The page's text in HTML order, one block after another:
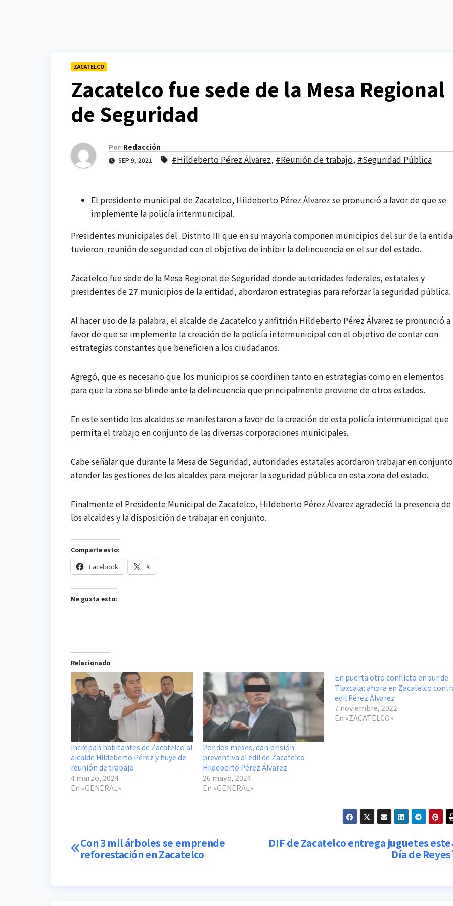
ZACATELCO
Zacatelco fue sede de la Mesa Regional
de Seguridad
Por Redacción
SEP 9, 2021 #Hildeberto Pérez Álvarez, #Reunión de trabajo, #Seguridad Pública
El presidente municipal de Zacatelco, Hildeberto Pérez Álvarez se pronunció a favor de que se
implemente la policía intermunicipal.
Presidentes municipales del Distrito III que en su mayoría componen municipios del sur de la
tuvieron reunión de seguridad con el objetivo de inhibir la delincuencia en el sur del estado.
Zacatelco fue sede de la Mesa Regional de Seguridad donde autoridades federales, estatales y
presidentes de 27 municipios de la entidad, abordaron estrategias para reforzar la seguridad pública.
Al hacer uso de la palabra, el alcalde de Zacatelco y anfitrión Hildeberto Pérez Álvarez se pronunció a
favor de que se implemente la creación de la policía intermunicipal con el objetivo de contar con
estrategias constantes que beneficien a los ciudadanos.
Agregó, que es necesario que los municipios se coordinen tanto en estrategias como en elementos
para que la zona se blinde ante la delincuencia que principalmente proviene de otros estados.
En este sentido los alcaldes se manifestaron a favor de la creación de esta policía intermunicipal que
permita el trabajo en conjunto de las diversas corporaciones municipales.
Cabe señalar que durante la Mesa de Seguridad, autoridades estatales acordaron trabajar en
atender las gestiones de los alcaldes para mejorar la seguridad pública en esta zona del estado.
Finalmente el Presidente Municipal de Zacatelco, Hildeberto Pérez Álvarez agradeció la presencia de
los alcaldes y la disposición de trabajar en conjunto.
Comparte esto:
Facebook X
Me gusta esto:
Relacionado
Increpan habitantes de Zacatelco al
alcalde Hildeberto Pérez y huye de
reunión de trabajo
4 marzo, 2024
En «GENERAL»
Por dos meses, dan prisión
preventiva al edil de Zacatelco
Hildeberto Pérez Álvarez
26 mayo, 2024
En «GENERAL»
En puerta otro conflicto en sur de
Tlaxcala; ahora en Zacatelco
edil Pérez Álvarez
7 noviembre, 2022
En «ZACATELCO»
Navegación
DIF de Zacatelco entrega juguetes este
Día de Reyes
Con 3 mil árboles se emprende
reforestación en Zacatelco